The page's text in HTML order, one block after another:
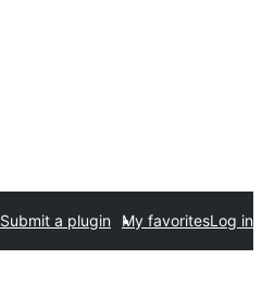
Submit a plugin My favoritesLog in